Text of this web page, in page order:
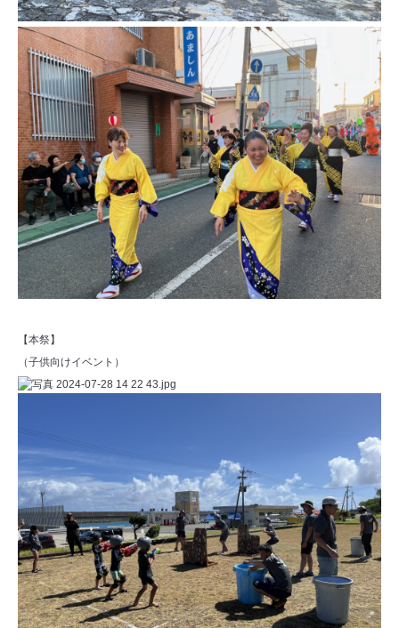
【本祭】
（子供向けイベント）